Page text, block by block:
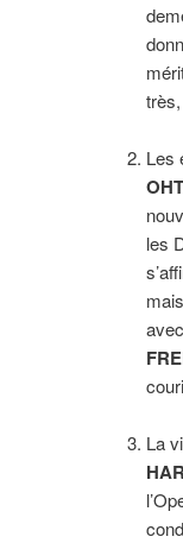
Les
les
avec
La